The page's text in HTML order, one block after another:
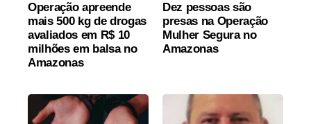
Operação apreende
mais 500 kg de drogas
avaliados em R$ 10
milhões em balsa no
Amazonas
Dez pessoas são
presas na Operação
Mulher Segura no
Amazonas